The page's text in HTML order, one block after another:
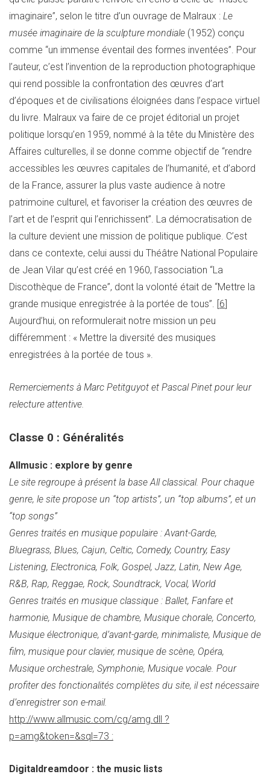
imaginaire”, selon le titre d’un ouvrage de Malraux : Le
musée imaginaire de la sculpture mondiale (1952) conçu
comme “un immense éventail des formes inventées”. Pour
l’auteur, c’est l’invention de la reproduction photographique
qui rend possible la confrontation des œuvres d’art
d’époques et de civilisations éloignées dans l’espace virtuel
du livre. Malraux va faire de ce projet éditorial un projet
politique lorsqu’en 1959, nommé à la tête du Ministère des
Affaires culturelles, il se donne comme objectif de “rendre
accessibles les œuvres capitales de l’humanité, et d’abord
de la France, assurer la plus vaste audience à notre
patrimoine culturel, et favoriser la création des œuvres de
l’art et de l’esprit qui l’enrichissent”. La démocratisation de
la culture devient une mission de politique publique. C’est
dans ce contexte, celui aussi du Théâtre National Populaire
de Jean Vilar qu’est créé en 1960, l’association “La
Discothèque de France”, dont la volonté était de “Mettre la
grande musique enregistrée à la portée de tous”. [6]
Aujourd’hui, on reformulerait notre mission un peu
différemment : « Mettre la diversité des musiques
enregistrées à la portée de tous ».
Remerciements à Marc Petitguyot et Pascal Pinet pour leur
relecture attentive.
Classe 0 : Généralités
Allmusic : explore by genre
Le site regroupe à présent la base All classical. Pour chaque
genre, le site propose un “top artists”, un “top albums”, et un
“top songs”
Genres traités en musique populaire : Avant-Garde,
Bluegrass, Blues, Cajun, Celtic, Comedy, Country, Easy
Listening, Electronica, Folk, Gospel, Jazz, Latin, New Age,
R&B, Rap, Reggae, Rock, Soundtrack, Vocal, World
Genres traités en musique classique : Ballet, Fanfare et
harmonie, Musique de chambre, Musique chorale, Concerto,
Musique électronique, d’avant-garde, minimaliste, Musique de
film, musique pour clavier, musique de scène, Opéra,
Musique orchestrale, Symphonie, Musique vocale. Pour
profiter des fonctionalités complètes du site, il est nécessaire
d’enregistrer son e-mail.
http://www.allmusic.com/cg/amg.dll ?
p=amg&token=&sql=73 :
Digitaldreamdoor : the music lists